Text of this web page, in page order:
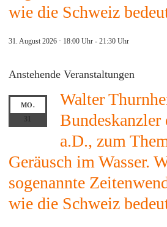
wie die Schweiz
31. August 2026 · 18:00 Uhr - 21:30 Uhr
Anstehende Veranstaltungen
MO.
Walter
Bundeskanzler
a.D., zum
Geräusch im Wasser.
sogenannte
wie die Schweiz